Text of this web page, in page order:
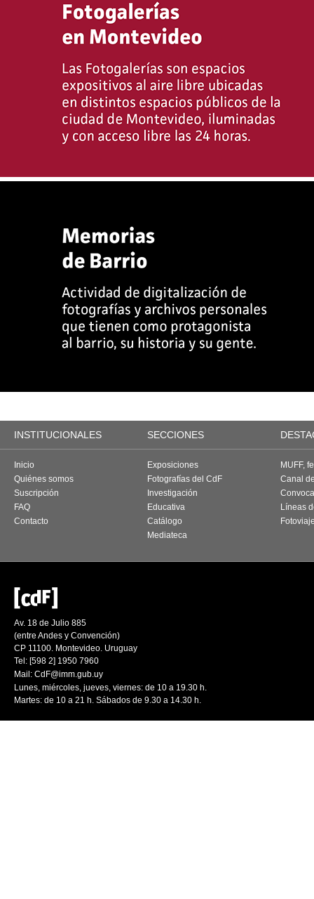
INSTITUCIONALES SECCIONES
Inicio
Quiénes somos
Suscripción
FAQ
Contacto
Exposiciones
Fotografías del CdF
Investigación
Educativa
Catálogo
Mediateca
MUFF,
Canal
Líneas
Av. 18 de Julio 885
(entre Andes y Convención)
CP 11100. Montevideo. Uruguay
Tel: [598 2] 1950 7960
Mail: CdF@imm.gub.uy
Lunes, miércoles, jueves, viernes: de 10 a 19.30 h.
Martes: de 10 a 21 h. Sábados de 9.30 a 14.30 h.